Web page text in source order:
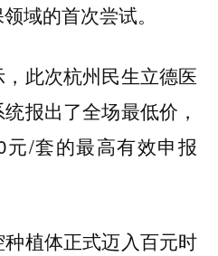
域的首次尝试。
此次杭州民生立德医
报出了全场最低价，
元/套的最高有效申报
植体正式迈入百元时